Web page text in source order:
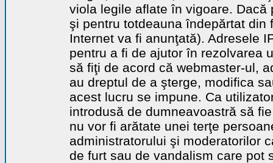
viola legile aflate în vigoare.
şi pentru totdeauna îndepărtat
Internet va fi anunţată). Adresele
pentru a fi de ajutor în rezolvarea
să fiţi de acord că webmaster-ul,
au dreptul de a şterge, modifica
acest lucru se impune. Ca
introdusă de dumneavoastră să
nu vor fi arătate unei terţe
administratorului şi moderatorilor
de furt sau de vandalism care pot